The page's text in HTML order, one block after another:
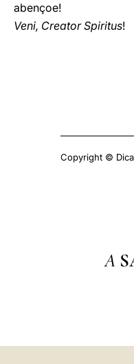
abençoe!
Veni, Creator Spiritus!
Copyright ©
A